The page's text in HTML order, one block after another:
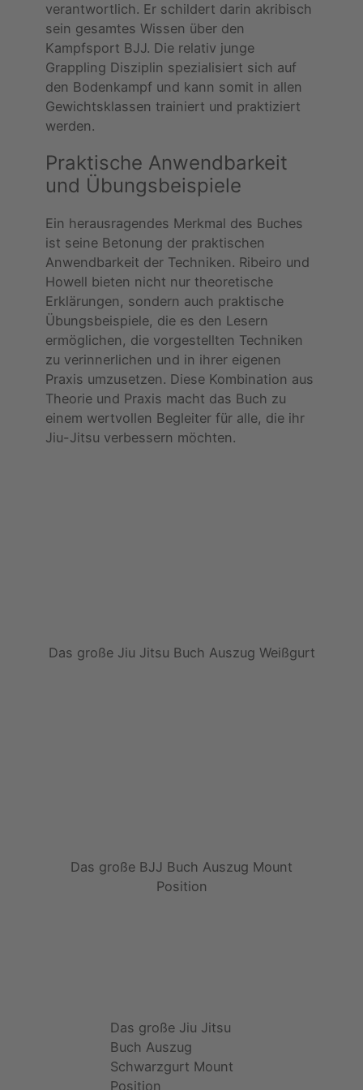
verantwortlich. Er schildert darin akribisch
sein gesamtes Wissen über den
Kampfsport BJJ. Die relativ junge
Grappling Disziplin spezialisiert sich auf
den Bodenkampf und kann somit in allen
Gewichtsklassen trainiert und praktiziert
werden.
Praktische Anwendbarkeit
und Übungsbeispiele
Ein herausragendes Merkmal des Buches
ist seine Betonung der praktischen
Anwendbarkeit der Techniken. Ribeiro und
Howell bieten nicht nur theoretische
Erklärungen, sondern auch praktische
Übungsbeispiele, die es den Lesern
ermöglichen, die vorgestellten Techniken
zu verinnerlichen und in ihrer eigenen
Praxis umzusetzen. Diese Kombination aus
Theorie und Praxis macht das Buch zu
einem wertvollen Begleiter für alle, die ihr
Jiu-Jitsu verbessern möchten.
Das große Jiu Jitsu Buch Auszug Weißgurt
Das große BJJ Buch Auszug Mount
Position
Das große Jiu Jitsu
Buch Auszug
Schwarzgurt Mount
Position